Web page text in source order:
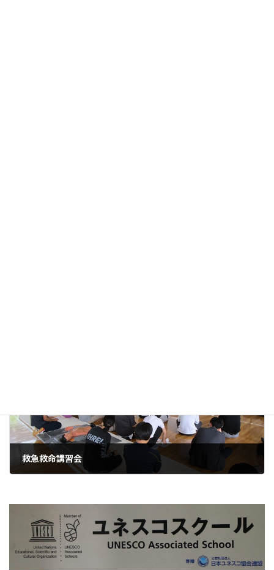
救急救命講習会